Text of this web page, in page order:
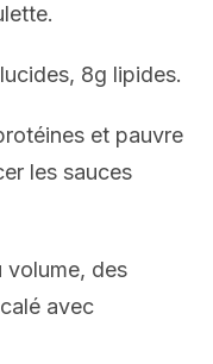
8g lipides.
et pauvre
les sauces
volume, des
avec